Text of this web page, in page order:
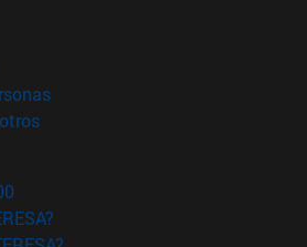
nueva ventana)
(abre en nueva ventana)
(abre en nueva ventana)